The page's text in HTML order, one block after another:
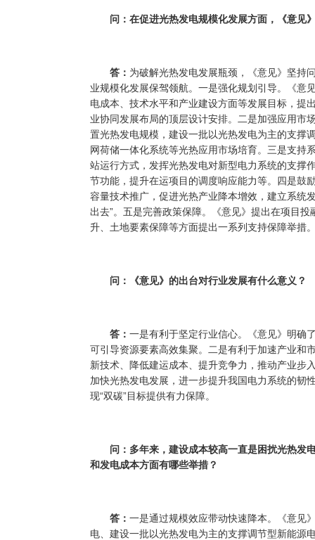
问：在促进光热发电规模化发展方面，《意见
答： 为破解光热发电发展瓶颈，《意见》坚持
业规模化发展保驾领航。一是强化规划引导。《意
电成本、技术水平和产业建设方面等发展目标，提
业协同发展布局的顶层设计安排。二是加强应用市
置光热发电规模，建设一批以光热发电为主的支撑
网荷储一体化系统等光热应用市场培育。三是支持
站运行方式，发挥光热发电对新型电力系统的支撑
节功能，提升在运项目的调度响应能力等。四是鼓
容量技术推广，促进光热产业降本增效，建立系统
出去”。五是完善政策保障。《意见》提出在项目
升、土地要素保障等方面提出一系列支持保障举措
问：《意见》的出台对行业发展有什么意义？
答： 一是有利于坚定行业信心。《意见》明确
可引导资源要素高效集聚。二是有利于加速产业和
新技术、降低建运成本、提升竞争力，推动产业步
加快光热发电发展，进一步提升我国电力系统的韧
现“双碳”目标提供有力保障。
问：多年来，建设成本较高一直是困扰光热发
和发电成本方面有哪些举措？
答： 一是通过规模效应带动快速降本。《意见
电、建设一批以光热发电为主的支撑调节型新能源